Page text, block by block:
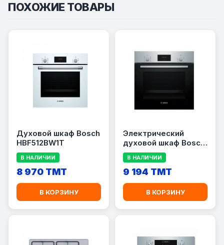
ПОХОЖИЕ ТОВАРЫ
Духовой шкаф Bosch
HBF512BW1T
В НАЛИЧИИ
8 970 TMT
В КОРЗИНУ
Электрический
духовой шкаф Bosch
HBF512BS1T
В НАЛИЧИИ
9 194 TMT
В КОРЗИНУ